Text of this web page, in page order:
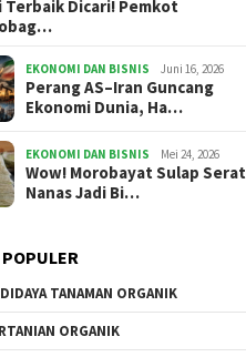
Terbaik Dicari! Pemkot
EKONOMI DAN BISNIS Juni 16, 2026
Perang AS–Iran Guncang
Ekonomi Dunia, Ha…
EKONOMI DAN BISNIS Mei 24, 2026
Wow! Morobayat Sulap Serat
Nanas Jadi Bi…
TANAMAN ORGANIK
ORGANIK